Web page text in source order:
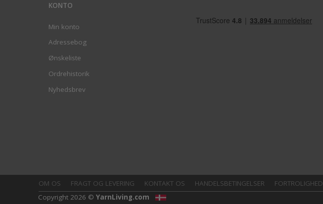
KONTO
Min konto
Adressebog
Ønskeliste
Ordrehistorik
Nyhedsbrev
OM OS FRAGT OG LEVERING KONTAKT OS HANDELSBETINGELSER FORTROLIGHED
Copyright 2026 © YarnLiving.com